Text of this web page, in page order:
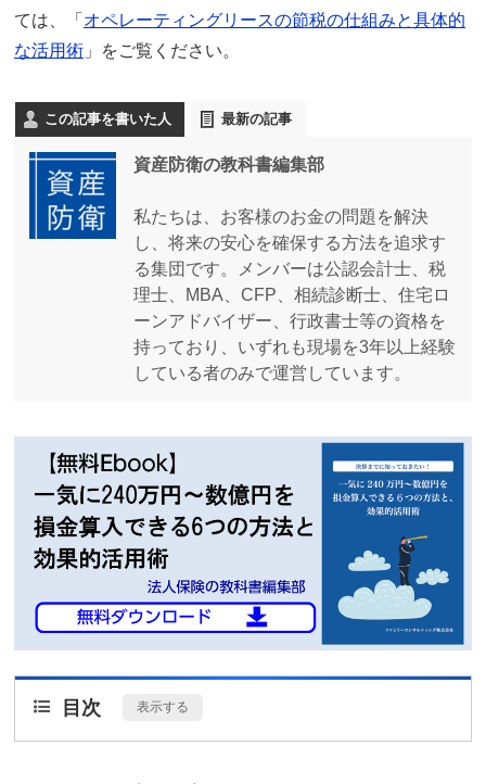
ては、「 オペレーティングリースの節税の仕組みと具体的
な活用術 」をご覧ください。
この記事を書いた人 最新の記事
資産防衛の教科書編集部
私たちは、お客様のお金の問題を解決
し、将来の安心を確保する方法を追求す
る集団です。メンバーは公認会計士、税
理士、MBA、CFP、相続診断士、住宅ロ
ーンアドバイザー、行政書士等の資格を
持っており、いずれも現場を3年以上経験
している者のみで運営しています。
目次 表示する